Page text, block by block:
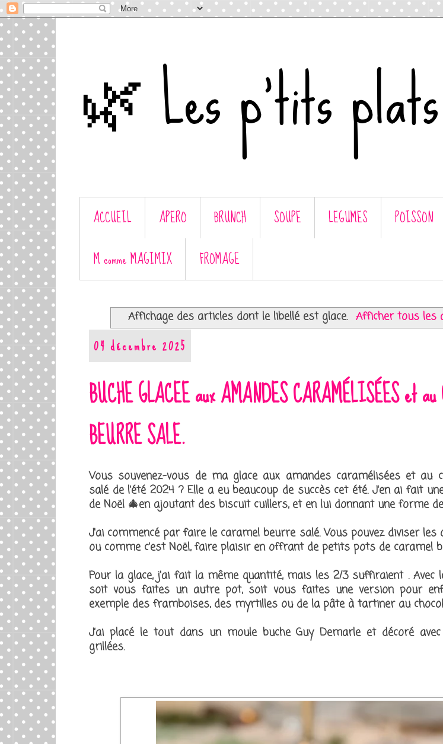
🌿 Les p'tits
ACCUEIL APERO BRUNCH SOUPE LEGUMES POISSON
M comme MAGIMIX
FROMAGE
Affichage des articles dont le libellé est glace. Afficher tous les
04 décembre 2025
BUCHE GLACEE aux AMANDES CARAMÉLISÉES et
BEURRE SALE.
Vous souvenez-vous de ma glace aux amandes caramélisées et au
salé de l’été 2024 ? Elle a eu beaucoup de succès cet été. J'en ai fait
de Noël 🎄en ajoutant des biscuit cuillers, et en lui donnant une forme
J'ai commencé par faire le caramel beurre salé. Vous pouvez diviser
ou comme c’est Noël, faire plaisir en offrant de petits pots de caramel
Pour la glace, j'ai fait la même quantité, mais les 2/3 suffiraient . Avec
soit vous faites un autre pot, soit vous faites une version pour
exemple des framboises, des myrtilles ou de la pâte à tartiner au
J’ai placé le tout dans un moule buche Guy Demarle et décoré
grillées.